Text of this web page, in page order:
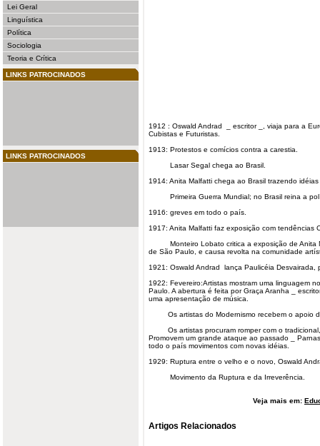
Lei Geral
Linguística
Política
Sociologia
Teoria e Crítica
LINKS PATROCINADOS
LINKS PATROCINADOS
1912 : Oswald Andrad _ escritor _, viaja para a
Cubistas e Futuristas.
1913: Protestos e comícios contra a carestia.
Lasar Segal chega ao Brasil.
1914: Anita Malfatti chega ao Brasil trazendo
Primeira Guerra Mundial; no Brasil reina a
1916: greves em todo o país.
1917: Anita Malfatti faz exposição com tendências
Monteiro Lobato critica a exposição de Anita
de São Paulo, e causa revolta na comunidade
1921: Oswald Andrad lança Paulicéia Desvairada
1922: Fevereiro:Artistas mostram uma linguagem
Paulo. A abertura é feita por Graça Aranha _
uma apresentação de música
Os artistas do Modernismo recebem o apoio
Os artistas procuram romper com o
Promovem um grande ataque ao passado _
todo o país movimentos com novas idéias.
1929: Ruptura entre o velho e o novo, Oswald
Movimento da Ruptura e da Irreverência.
Veja mais em:
Artigos Relacionados